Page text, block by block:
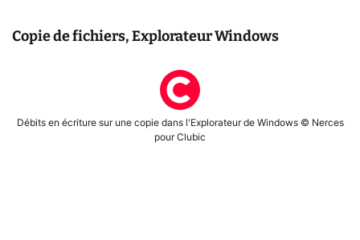
Copie de fichiers, Explorateur Windows
Débits en écriture sur une copie dans l'Explorateur de Windows © Nerces
pour Clubic